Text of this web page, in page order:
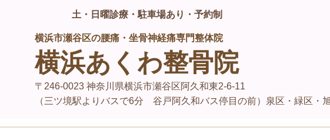
土・日曜診療・駐車場あり・予約制
横浜市瀬谷区の腰痛・坐骨神経痛専門整体院
横浜あくわ整骨院
〒246-0023 神奈川県横浜市瀬谷区阿久和東2-6-11
（三ツ境駅よりバスで6分 谷戸阿久和バス停目の前）泉区・緑区・